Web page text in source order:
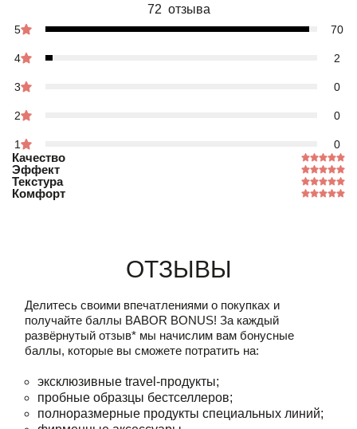
72 отзыва
5 70
4 2
3 0
2 0
1 0
Качество
Эффект
Текстура
Комфорт
Отзывы
Делитесь своими впечатлениями о покупках и
получайте баллы BABOR BONUS! За каждый
развёрнутый отзыв* мы начислим вам бонусные
баллы, которые вы сможете потратить на:
эксклюзивные travel-продукты;
пробные образцы бестселлеров;
полноразмерные продукты специальных линий;